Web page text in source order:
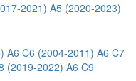
2021) A5 (2020-2023)
A6 C6 (2004-2011) A6 C7
(2019-2022) A6 C9